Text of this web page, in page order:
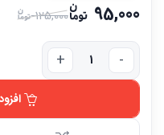
95,000
125,000